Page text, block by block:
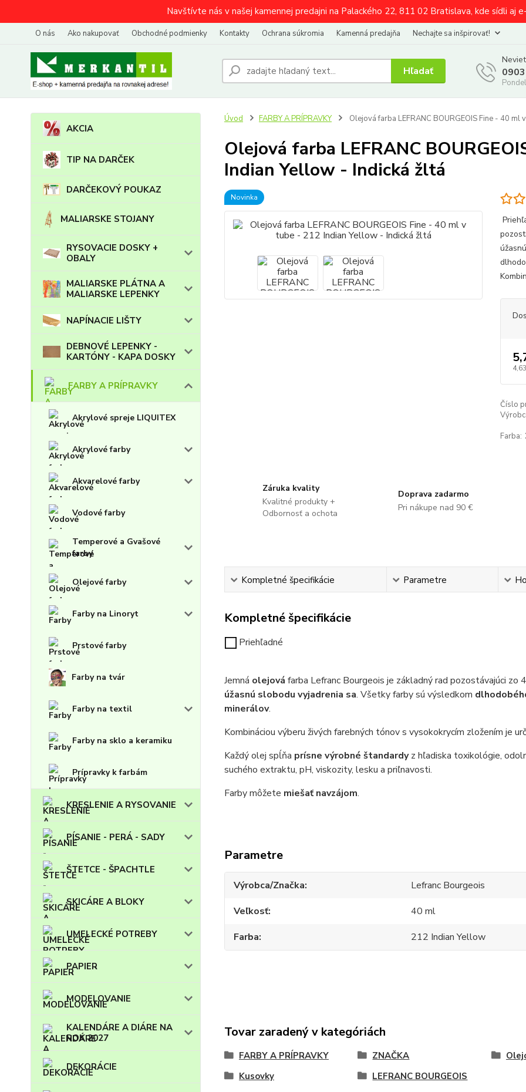
Navštívte nás v našej kamennej predajni na Palackého 22, 811 02 Bratislava, kde sídli aj
O nás Ako nakupovať Obchodné podmienky Kontakty Ochrana súkromia Kamenná predajňa Nechajte sa inšpirovať!
Hľadať
AKCIA
TIP NA DARČEK
DARČEKOVÝ POUKAZ
MALIARSKE STOJANY
RYSOVACIE DOSKY +
OBALY
MALIARSKE PLÁTNA A
MALIARSKE LEPENKY
NAPÍNACIE LIŠTY
DEBNOVÉ LEPENKY -
KARTÓNY - KAPA DOSKY
FARBY A PRÍPRAVKY
Akrylové spreje LIQUITEX
Akrylové farby
Akvarelové farby
Vodové farby
Temperové a Gvašové
farby
Olejové farby
Farby na Linoryt
Prstové farby
Farby na tvár
Farby na textil
Farby na sklo a keramiku
Prípravky k farbám
KRESLENIE A RYSOVANIE
PÍSANIE - PERÁ - SADY
ŠTETCE - ŠPACHTLE
SKICÁRE A BLOKY
UMELECKÉ POTREBY
PAPIER
MODELOVANIE
KALENDÁRE A DIÁRE NA
ROK 2027
DEKORÁCIE
Úvod FARBY A PRÍPRAVKY Olejová farba LEFRANC BOURGEOIS Fine - 40
Olejová farba LEFRANC
Indian Yellow - Indická žltá
Novinka
Číslo
Farba:
Záruka kvality
Kvalitné produkty +
Odbornosť a ochota
Doprava zadarmo
Pri nákupe nad 90 €
Kompletné špecifikácie Parametre
Kompletné špecifikácie
Priehľadné
Jemná olejová farba Lefranc Bourgeois je základný rad pozostávajúci
úžasnú slobodu vyjadrenia sa. Všetky farby sú výsledkom
minerálov.
Kombináciou výberu živých farebných tónov s vysokokrycím zložením je
Každý olej spĺňa prísne výrobné štandardyz hľadiska toxikológie,
suchého extraktu, pH, viskozity, lesku a priľnavosti.
Farby môžete miešať navzájom.
Parametre
Výrobca/Značka
Lefranc Bourgeois
Veľkosť
40 ml
Farba
212 Indian Yellow
Tovar zaradený v kategóriách
FARBY A PRÍPRAVKY ZNAČKA
Kusovky
LEFRANC BOURGEOIS